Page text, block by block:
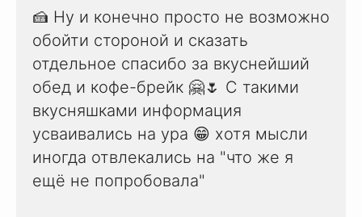
🍰 Ну и конечно просто не возможно
обойти стороной и сказать
отдельное спасибо за вкуснейший
обед и кофе-брейк 🤗🌷 С такими
вкусняшками информация
усваивались на ура 😁 хотя мысли
иногда отвлекались на "что же я
ещё не попробовала"